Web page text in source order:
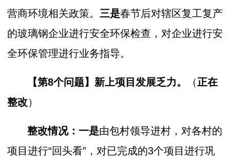
营商环境相关政策。 三是春节后对辖区复工复产
的玻璃钢企业进行安全环保检查，对企业进行安
全环保管理进行业务指导。
【第8个问题】 新上项目发展乏力。 （正在
整改）
整改情况：一是由包村领导进村，对各村的
项目进行“回头看”，对已完成的3个项目进行巩